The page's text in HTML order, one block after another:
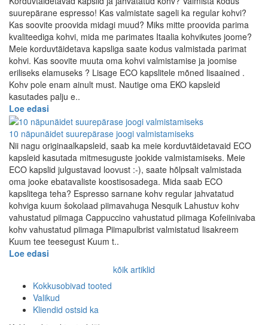
suurepärane espresso! Kas valmistate sageli ka regular kohvi?
Kas soovite proovida midagi muud? Miks mitte proovida parima
kvaliteediga kohvi, mida me parimates Itaalia kohvikutes joome?
Meie korduvtäidetava kapsliga saate kodus valmistada parimat
kohvi. Kas soovite muuta oma kohvi valmistamise ja joomise
eriliseks elamuseks ? Lisage ECO kapslitele mõned lisaained .
Kohv pole enam ainult must. Nautige oma EKO kapsleid
kasutades palju e..
Loe edasi
10 näpunäidet suurepärase joogi valmistamiseks
Nii nagu originaalkapsleid, saab ka meie korduvtäidetavaid ECO
kapsleid kasutada mitmesuguste jookide valmistamiseks. Meie
ECO kapslid julgustavad loovust :-), saate hõlpsalt valmistada
oma jooke ebatavaliste koostisosadega. Mida saab ECO
kapslitega teha? Espresso sarnane kohv regular jahvatatud
kohviga kuum šokolaad piimavahuga Nesquik Lahustuv kohv
vahustatud piimaga Cappuccino vahustatud piimaga Kofeiinivaba
kohv vahustatud piimaga Piimapulbrist valmistatud lisakreem
Kuum tee teesegust Kuum t..
Loe edasi
kõik artiklid
Kokkusobivad tooted
Valikud
Kliendid ostsid ka